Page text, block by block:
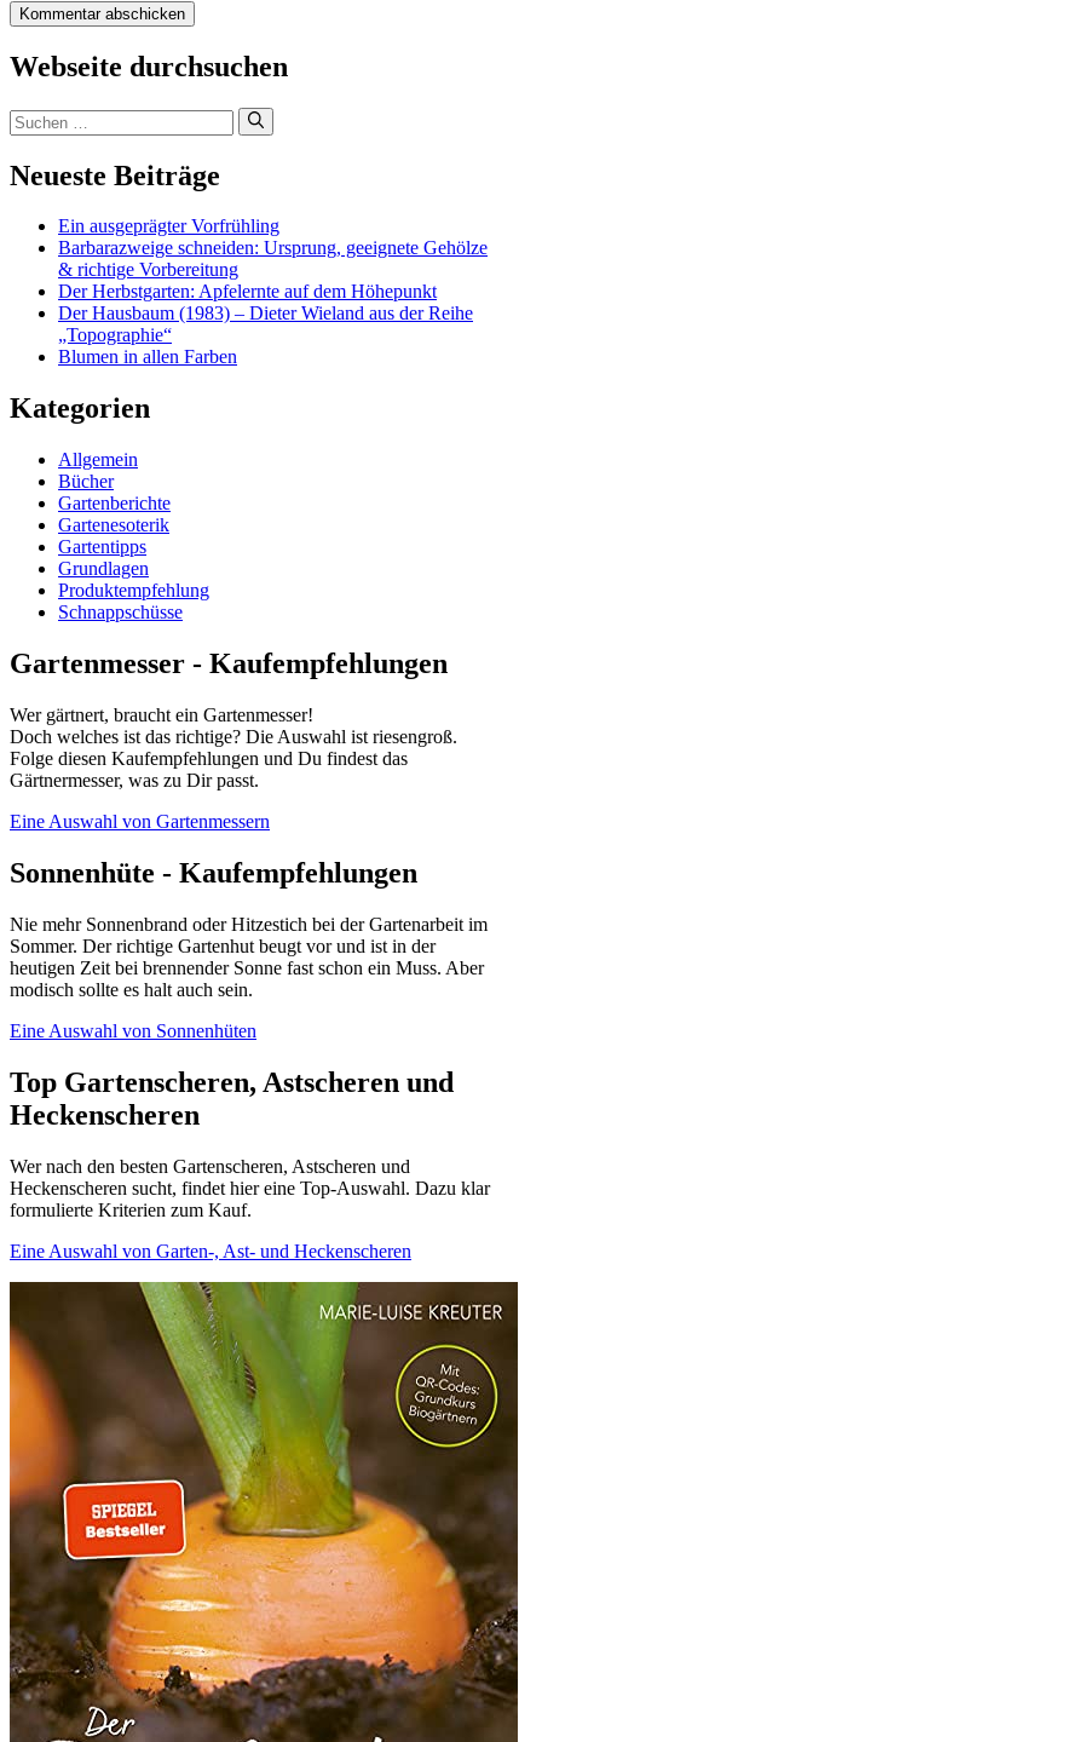
Webseite durchsuchen
Suchen
nach:
Neueste Beiträge
Ein ausgeprägter Vorfrühling
Barbarazweige schneiden: Ursprung, geeignete Gehölze
& richtige Vorbereitung
Der Herbstgarten: Apfelernte auf dem Höhepunkt
Der Hausbaum (1983) – Dieter Wieland aus der Reihe
„Topographie“
Blumen in allen Farben
Kategorien
Allgemein
Bücher
Gartenberichte
Gartenesoterik
Gartentipps
Grundlagen
Produktempfehlung
Schnappschüsse
Gartenmesser - Kaufempfehlungen
Wer gärtnert, braucht ein Gartenmesser!
Doch welches ist das richtige? Die Auswahl ist riesengroß.
Folge diesen Kaufempfehlungen und Du findest das
Gärtnermesser, was zu Dir passt.
Eine Auswahl von Gartenmessern
Sonnenhüte - Kaufempfehlungen
Nie mehr Sonnenbrand oder Hitzestich bei der Gartenarbeit im
Sommer. Der richtige Gartenhut beugt vor und ist in der
heutigen Zeit bei brennender Sonne fast schon ein Muss. Aber
modisch sollte es halt auch sein.
Eine Auswahl von Sonnenhüten
Top Gartenscheren, Astscheren und
Heckenscheren
Wer nach den besten Gartenscheren, Astscheren und
Heckenscheren sucht, findet hier eine Top-Auswahl. Dazu klar
formulierte Kriterien zum Kauf.
Eine Auswahl von Garten-, Ast- und Heckenscheren